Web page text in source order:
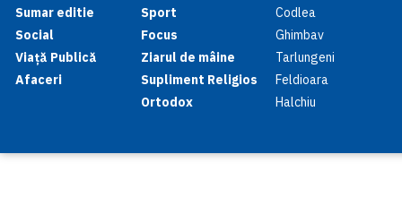
Sumar editie
Social
Viață Publică
Afaceri
Sport
Focus
Ziarul de mâine
Supliment Religios
Ortodox
Codlea
Ghimbav
Tarlungeni
Feldioara
Halchiu